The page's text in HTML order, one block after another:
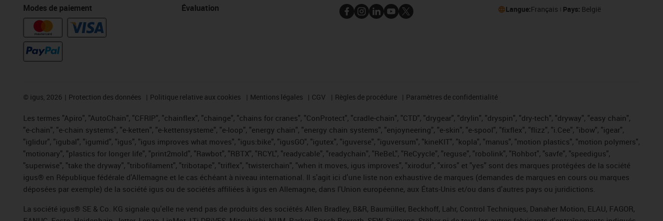
Modes de paiement Évaluation Langue:Français Pays: België
© igus, 2026 Protection des données Politique relative aux cookies Mentions légales CGV Règles de procédure Paramètres de confidentialité
Les termes "Apiro", "AutoChain", "CFRIP", "chainflex", "chainge", "chains for cranes", "ConProtect", "cradle-chain", "CTD", "drygear", "drylin", "dryspin", "dry-tech", "dryway", "easy chain",
"e-chain", "e-chain systems", "e-ketten", "e-kettensysteme", "e-loop", "energy chain", "energy chain systems", "enjoyneering", "e-skin", "e-spool", "fixflex", "flizz", "i.Cee", "ibow", "igear",
"iglidur", "igubal", "igumid", "igus", "igus improves what moves", "igus:bike", "igusGO", "igutex", "iguverse", "iguversum", "kineKIT", "kopla", "manus", "motion plastics", "motion polymers",
"motionary", "plastics for longer life", "print2mold", "Rawbot", "RBTX", "RCYL", "readycable", "readychain", "ReBeL", "ReCyycle", "reguse", "robolink", "Rohbot", "savfe", "speedigus",
"superwise", "take the dryway", "tribofilament", "tribotape", "triflex", "twisterchain", "when it moves, igus improves", "xirodur", "xiros" et "yes" sont des marques protégées de la société
igus® en République fédérale d'Allemagne et le cas échéant à niveau international. Il s'agit ici d'une liste non exhaustive de marques (demandes de marques en cours ou marques
déposées par exemple) de la société igus ou de sociétés affiliées à igus en Allemagne, dans l'Union européenne, aux États-Unis et/ou dans d'autres pays ou juridictions.
La société igus® SE & Co. KG signale qu'elle ne vend pas de produits des sociétés Allen Bradley, B&R, Baumüller, Beckhoff, Lahr, Control Techniques, Danaher Motion, ELAU, FAGOR,